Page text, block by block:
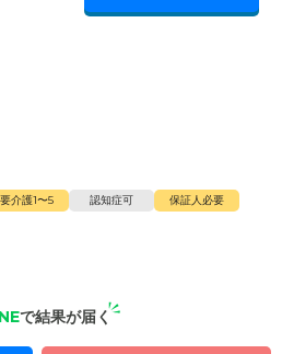
要介護1〜5 認知症可
保証人必要
で結果が届く